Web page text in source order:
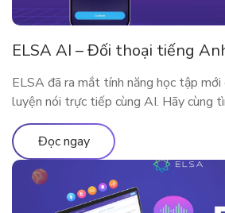
ELSA AI – Đối thoại tiếng
ELSA đã ra mắt tính năng học tập
luyện nói trực tiếp cùng AI. Hãy cùng
năng qua bài viết
Đọc ngay